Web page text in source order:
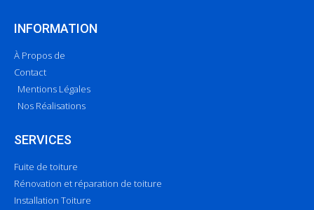
INFORMATION
À Propos de
Contact
Mentions Légales
Nos Réalisations
SERVICES
Fuite de toiture
Rénovation et réparation de toiture
Installation Toiture